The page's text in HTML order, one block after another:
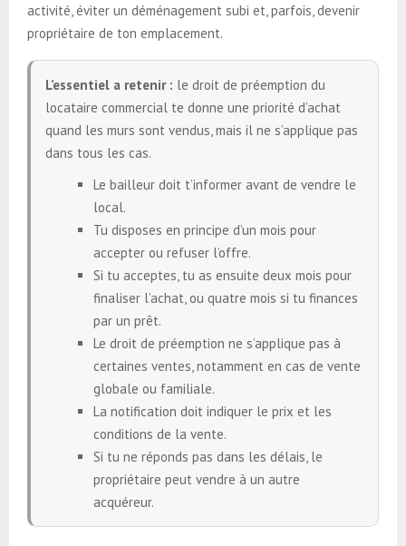
activité, éviter un déménagement subi et, parfois, devenir
propriétaire de ton emplacement.
L’essentiel a retenir : le droit de préemption du
locataire commercial te donne une priorité d’achat
quand les murs sont vendus, mais il ne s’applique pas
dans tous les cas.
Le bailleur doit t’informer avant de vendre le
local.
Tu disposes en principe d’un mois pour
accepter ou refuser l’offre.
Si tu acceptes, tu as ensuite deux mois pour
finaliser l’achat, ou quatre mois si tu finances
par un prêt.
Le droit de préemption ne s’applique pas à
certaines ventes, notamment en cas de vente
globale ou familiale.
La notification doit indiquer le prix et les
conditions de la vente.
Si tu ne réponds pas dans les délais, le
propriétaire peut vendre à un autre
acquéreur.